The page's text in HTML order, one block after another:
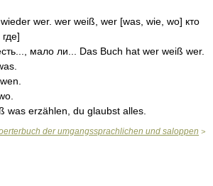
wer. wer weiß, wer [was, wie, wo] кто
мало ли... Das Buch hat wer weiß wer.
was erzählen, du glaubst alles.
der umgangssprachlichen und saloppen >